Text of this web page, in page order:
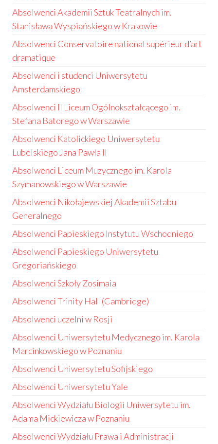
Absolwenci Akademii Sztuk Teatralnych im.
Stanisława Wyspiańskiego w Krakowie
Absolwenci Conservatoire national supérieur d’art
dramatique
Absolwenci i studenci Uniwersytetu
Amsterdamskiego
Absolwenci II Liceum Ogólnokształcącego im.
Stefana Batorego w Warszawie
Absolwenci Katolickiego Uniwersytetu
Lubelskiego Jana Pawła II
Absolwenci Liceum Muzycznego im. Karola
Szymanowskiego w Warszawie
Absolwenci Nikołajewskiej Akademii Sztabu
Generalnego
Absolwenci Papieskiego Instytutu Wschodniego
Absolwenci Papieskiego Uniwersytetu
Gregoriańskiego
Absolwenci Szkoły Zosimaia
Absolwenci Trinity Hall (Cambridge)
Absolwenci uczelni w Rosji
Absolwenci Uniwersytetu Medycznego im. Karola
Marcinkowskiego w Poznaniu
Absolwenci Uniwersytetu Sofijskiego
Absolwenci Uniwersytetu Yale
Absolwenci Wydziału Biologii Uniwersytetu im.
Adama Mickiewicza w Poznaniu
Absolwenci Wydziału Prawa i Administracji